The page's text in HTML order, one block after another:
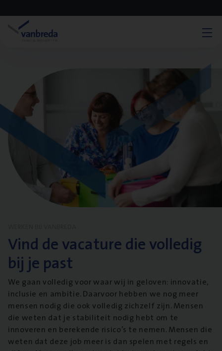
Vind de vacature die volledig
bij je past
We gaan volledig voor waar wij in geloven: innovatie,
inclusie en ambitie. Daarvoor hebben we nog meer
mensen nodig die ook volledig zichzelf zijn. Mensen
die weten dat je stabiliteit nodig hebt om te
innoveren en berekende risico’s te nemen. Mensen die
weten dat deze job meer is dan spelen met regels en